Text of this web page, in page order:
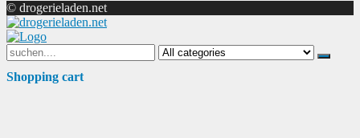
© drogerieladen.net
Search
for:
Shopping cart